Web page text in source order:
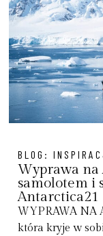
BLOG:
Wyprawa na
samolotem i
Antarctica21
WYPRAWA NA
która kryje w